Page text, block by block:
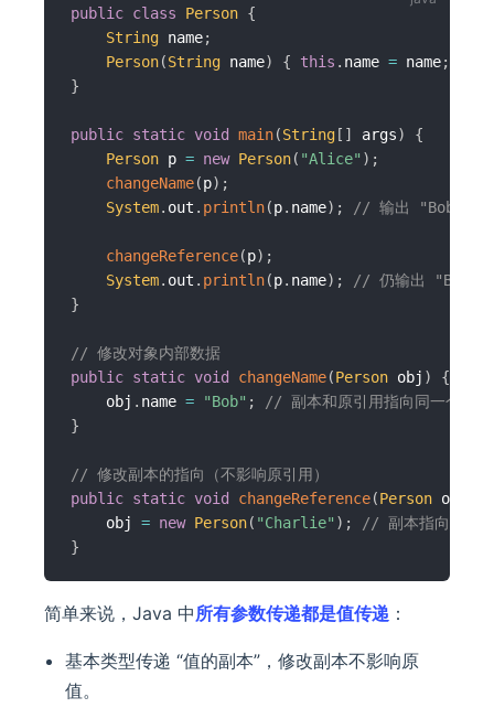
public class Person {
String name;
Person(String name) { this . name = name;
}
public static void main(String [ ] args)
{
Person p = new Person( "Alice" ) ;
changeName(p) ;
System. out . println(p. name) ; // 输出 "Bob"（对
changeReference(p) ;
System. out . println(p. name) ;
// 仍输出 "Bob"（
}
// 修改对象内部数据
public static void changeName(Person obj )
{
    obj
. name = "Bob" ;
// 副本和原引用指向同一个对象
}
// 修改副本的指向（不影响原引用）
public static void changeReference(Person obj
    obj
= new Person( "Charlie" ) ;
// 副本指向新对
}
简单来说，Java 中所有参数传递都是值传递 ：
基本类型传递 “值的副本”，修改副本不影响原
值。